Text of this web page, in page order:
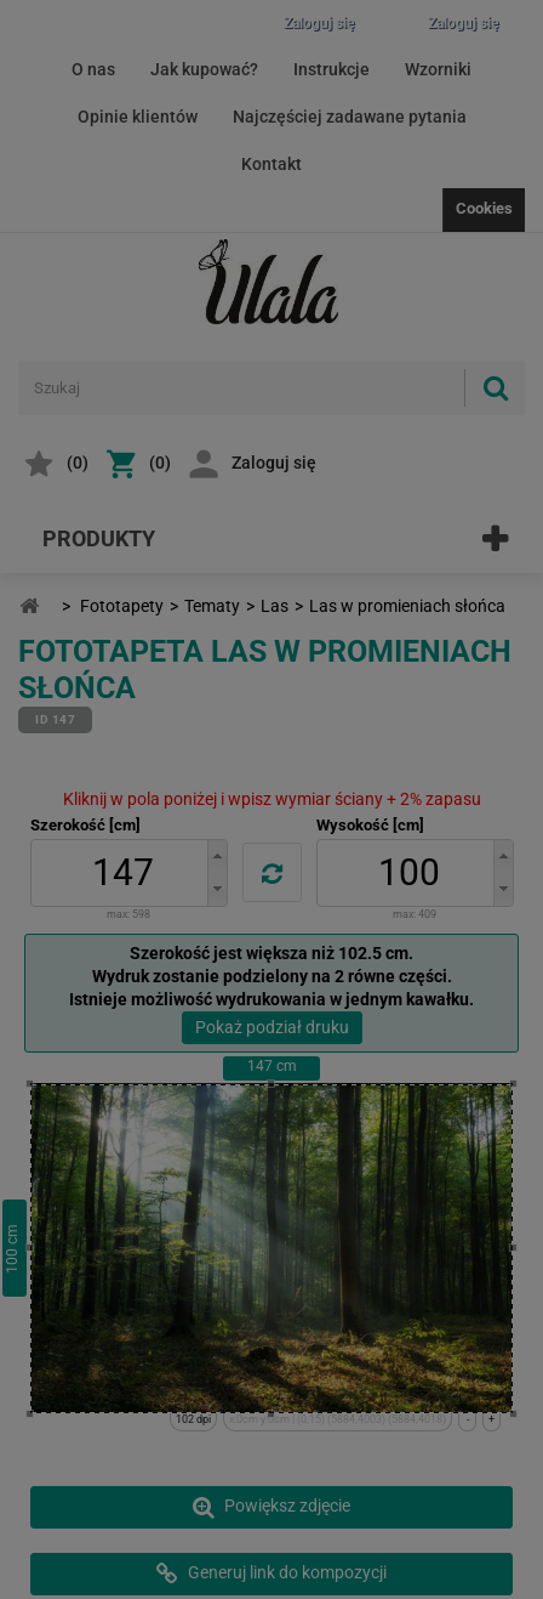
Zaloguj się
Zaloguj się
O nas Jak kupować? Instrukcje Wzorniki
Opinie klientów Najczęściej zadawane pytania
Kontakt
Cookies
(0) (0) Zaloguj się
PRODUKTY
> Fototapety > Tematy > Las > Las w promieniach słońca
FOTOTAPETA LAS W PROMIENIACH
SŁOŃCA
ID 147
Kliknij w pola poniżej i wpisz wymiar ściany + 2% zapasu
Szerokość [cm]
max: 598
Wysokość [cm]
max: 409
Szerokość jest większa niż 102.5 cm.
Wydruk zostanie podzielony na 2 równe części.
Istnieje możliwość wydrukowania w jednym kawałku.
Pokaż podział druku
147 cm
100
cm
+
-
x:0cm y:0cm | (0,15) (5884,4003) (5884,4018)
102 dpi
Powiększ zdjęcie
Generuj link do kompozycji